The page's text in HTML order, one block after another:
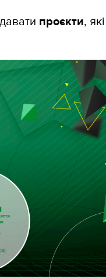
проєкти, які